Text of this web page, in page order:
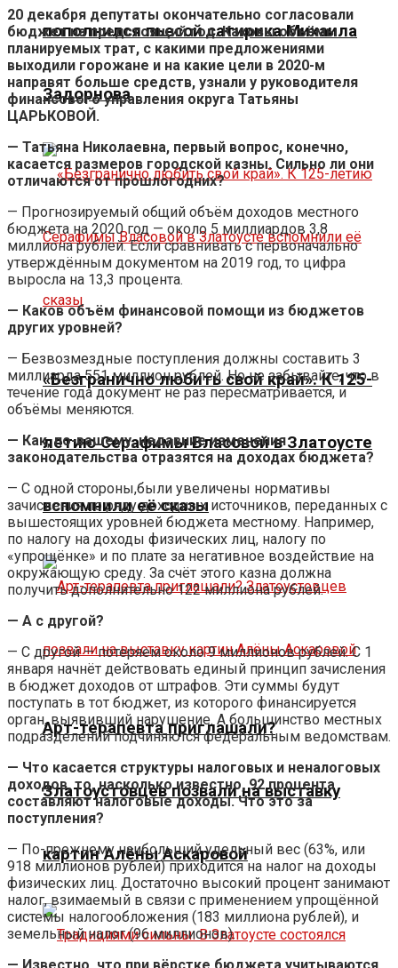
пополнился пьесой сатирика Михаила
Задорнова
«Безгранично любить свой край». К 125-
летию Серафимы Власовой в Златоусте
вспомнили её сказы
Арт-терапевта приглашали?
Златоустовцев позвали на выставку
картин Алёны Аскаровой
20 декабря депутаты окончательно согласовали
бюджет на предстоящий год. Каковы объёмы
планируемых трат, с какими предложениями
выходили горожане и на какие цели в 2020-м
направят больше средств, узнали у руководителя
финансового управления округа Татьяны
ЦАРЬКОВОЙ.
— Татьяна Николаевна, первый вопрос, конечно,
касается размеров городской казны. Сильно ли они
отличаются от прошлогодних?
— Прогнозируемый общий объём доходов местного
бюджета на 2020 год — около 5 миллиардов 3,8
миллиона рублей. Если сравнивать с первоначально
утверждённым документом на 2019 год, то цифра
выросла на 13,3 процента.
— Каков объём финансовой помощи из бюджетов
других уровней?
— Безвозмездные поступления должны составить 3
миллиарда 551 миллион рублей. Но не забывайте, что в
течение года документ не раз пересматривается, и
объёмы меняются.
— Как, по-вашему, недавние изменения
законодательства отразятся на доходах бюджета?
— С одной стороны,были увеличены нормативы
зачисления по ряду доходных источников, переданных с
вышестоящих уровней бюджета местному. Например,
по налогу на доходы физических лиц, налогу по
«упрощёнке» и по плате за негативное воздействие на
окружающую среду. За счёт этого казна должна
получить дополнительно 122 миллиона рублей.
— А с другой?
— С другой — потеряем около 9 миллионов рублей. С 1
января начнёт действовать единый принцип зачисления
в бюджет доходов от штрафов. Эти суммы будут
поступать в тот бюджет, из которого финансируется
орган, выявивший нарушение. А большинство местных
подразделений подчиняются федеральным ведомствам.
— Что касается структуры налоговых и неналоговых
доходов, то, насколько известно, 92 процента
составляют налоговые доходы. Что это за
поступления?
— По-прежнему наибольший удельный вес (63%, или
918 миллионов рублей) приходится на налог на доходы
физических лиц. Достаточно высокий процент занимают
налог, взимаемый в связи с применением упрощённой
системы налогообложения (183 миллиона рублей), и
земельный налог (96 миллионов).
— Известно, что при вёрстке бюджета учитываются